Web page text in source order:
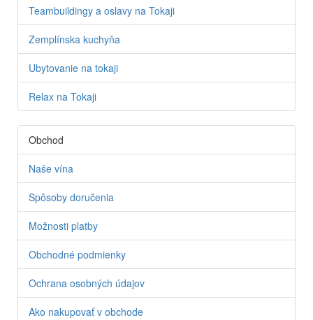
Teambuildingy a oslavy na Tokaji
Zemplínska kuchyňa
Ubytovanie na tokaji
Relax na Tokaji
Obchod
Naše vína
Spôsoby doručenia
Možnosti platby
Obchodné podmienky
Ochrana osobných údajov
Ako nakupovať v obchode